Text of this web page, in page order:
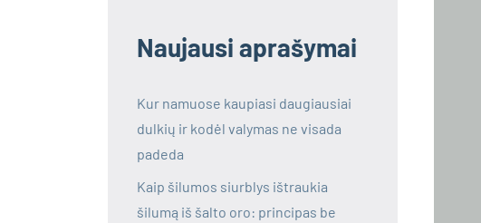
Naujausi aprašymai
Kur namuose kaupiasi daugiausiai
dulkių ir kodėl valymas ne visada
padeda
Kaip šilumos siurblys ištraukia
šilumą iš šalto oro: principas be